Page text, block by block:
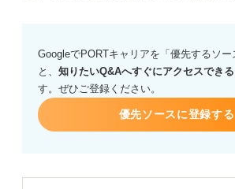
GoogleでPORTキャリアを「優先するソー
と、 知りたいQ&Aへすぐにアクセスできる
す。ぜひご登録ください。
優先ソースに登録する